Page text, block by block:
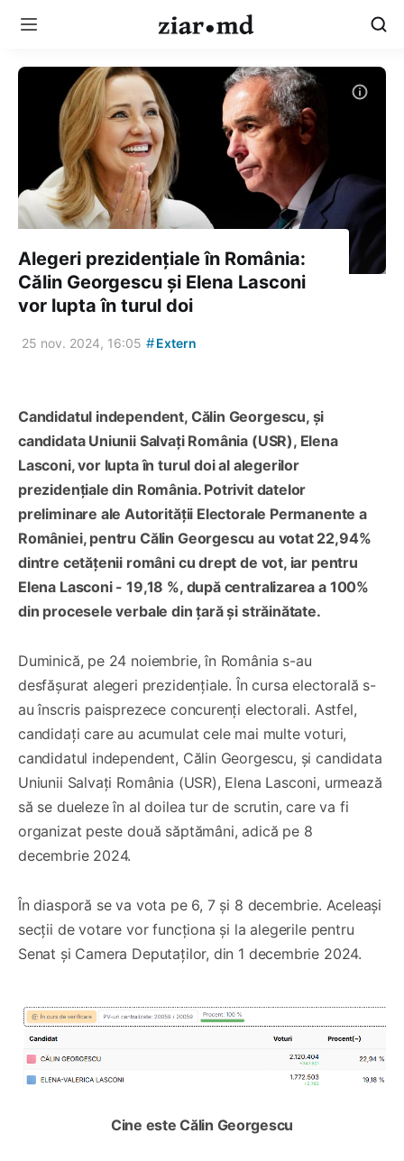
Alegeri prezidențiale în România:
Călin Georgescu și Elena Lasconi
vor lupta în turul doi
25 nov. 2024, 16:05 #Extern
Candidatul independent, Călin Georgescu, și
candidata Uniunii Salvați România (USR), Elena
Lasconi, vor lupta în turul doi al alegerilor
prezidențiale din România. Potrivit datelor
preliminare ale Autorității Electorale Permanente a
României, pentru Călin Georgescu au votat 22,94%
dintre cetățenii români cu drept de vot, iar pentru
Elena Lasconi - 19,18 %, după centralizarea a 100%
din procesele verbale din țară și străinătate.
Duminică, pe 24 noiembrie, în România s-au
desfășurat alegeri prezidențiale. În cursa electorală s-
au înscris paisprezece concurenți electorali. Astfel,
candidați care au acumulat cele mai multe voturi,
candidatul independent, Călin Georgescu, și candidata
Uniunii Salvați România (USR), Elena Lasconi, urmează
să se dueleze în al doilea tur de scrutin, care va fi
organizat peste două săptămâni, adică pe 8
decembrie 2024.
În diasporă se va vota pe 6, 7 și 8 decembrie. Aceleași
secții de votare vor funcționa și la alegerile pentru
Senat și Camera Deputaților, din 1 decembrie 2024.
Cine este Călin Georgescu